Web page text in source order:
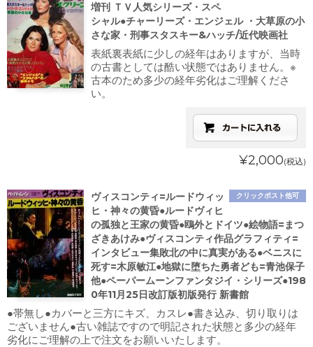
増刊 ＴＶ人気シリーズ・スペ
シャル●チャーリーズ・エンジェル ・大草原の小
さな家・刑事スタスキー&ハッチ/近代映画社
表紙裏表紙に少しの経年はありますが、当時
の古書としては酷い状態ではありません。※
古本のため多少の経年劣化はご理解くださ
い。
¥2,000(税込)
クリックポスト他可
ヴィスコンティ=ルードウィッ
ヒ・神々の黄昏●ルードヴィヒ
の孤独と王家の黄昏●鴎外とドイツ●絵物語=まつ
ざきあけみ●ヴィスコンティ作品グラフィティ=
インタビュー集敗北の中に真実がある●ベニスに
死す=木原敏江●地獄に堕ちた勇者ども=青池保子
他●ペーパームーンファンタジイ・シリーズ●198
0年11月25日改訂版初版発行 新書館
●帯無し●カバーと三方にキズ、カスレ●書き込み、切り取りは
ございません●古い雑誌ですので明記された状態と多少の経年
劣化にご理解の上で注文をお願いいたします。